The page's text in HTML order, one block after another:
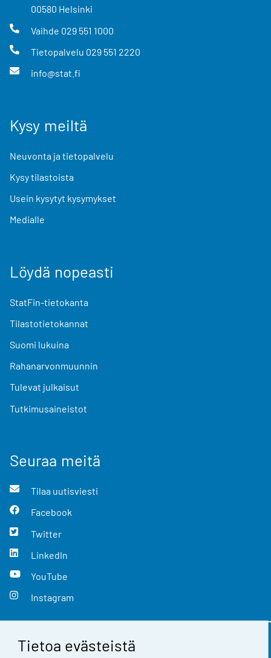
Tietoa evästeistä
00580 Helsinki
Vaihde 029 551 1000
Tietopalvelu 029 551 2220
info@stat.fi
Kysy meiltä
Neuvonta ja tietopalvelu
Kysy tilastoista
Usein kysytyt kysymykset
Medialle
Löydä nopeasti
StatFin-tietokanta
Tilastotietokannat
Suomi lukuina
Rahanarvonmuunnin
Tulevat julkaisut
Tutkimusaineistot
Seuraa meitä
Tilaa uutisviesti
Facebook
Twitter
LinkedIn
YouTube
Instagram
Yhteystiedot